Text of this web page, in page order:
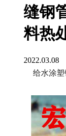
缝钢
料热
2022.03.08
给水涂塑